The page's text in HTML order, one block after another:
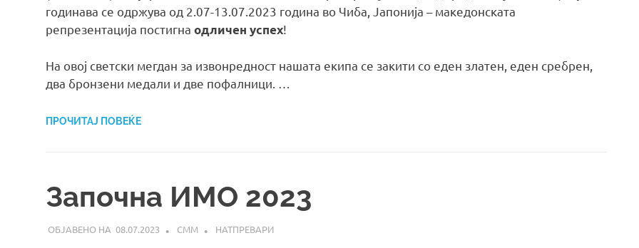
годинава се одржува од 2.07-13.07.2023 година во Чиба, Јапонија – македонската
репрезентација постигна одличен успех!
На овој светски мегдан за извонредност нашата екипа се закити со еден златен, еден сребрен,
два бронзени медали и две пофалници. …
ПРОЧИТАЈ ПОВЕЌЕ
Започна ИМО 2023
08.07.2023 СММ НАТПРЕВАРИ